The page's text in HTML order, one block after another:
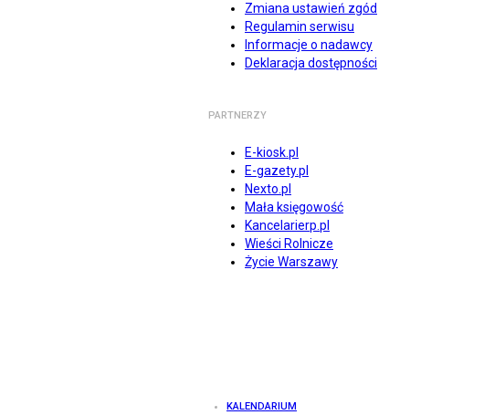
Zmiana ustawień zgód
Regulamin serwisu
Informacje o nadawcy
Deklaracja dostępności
PARTNERZY
E-kiosk.pl
E-gazety.pl
Nexto.pl
Mała księgowość
Kancelarierp.pl
Wieści Rolnicze
Życie Warszawy
KALENDARIUM